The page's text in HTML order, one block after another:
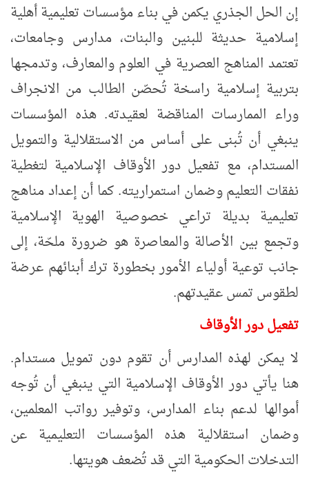
إن الحل الجذري يكمن في بناء مؤسسات تعليمية أهلية
إسلامية حديثة للبنين والبنات، مدارس وجامعات،
تعتمد المناهج العصرية في العلوم والمعارف، وتدمجها
بتربية إسلامية راسخة تُحصّن الطالب من الانجراف
وراء الممارسات المناقضة لعقيدته. هذه المؤسسات
ينبغي أن تُبنى على أساس من الاستقلالية والتمويل
المستدام، مع تفعيل دور الأوقاف الإسلامية لتغطية
نفقات التعليم وضمان استمراريته. كما أن إعداد مناهج
تعليمية بديلة تراعي خصوصية الهوية الإسلامية
وتجمع بين الأصالة والمعاصرة هو ضرورة ملحّة، إلى
جانب توعية أولياء الأمور بخطورة ترك أبنائهم عرضة
لطقوس تمس عقيدتهم.
تفعيل دور الأوقاف
لا يمكن لهذه المدارس أن تقوم دون تمويل مستدام.
هنا يأتي دور الأوقاف الإسلامية التي ينبغي أن تُوجه
أموالها لدعم بناء المدارس، وتوفير رواتب المعلمين،
وضمان استقلالية هذه المؤسسات التعليمية عن
التدخلات الحكومية التي قد تُضعف هويتها.